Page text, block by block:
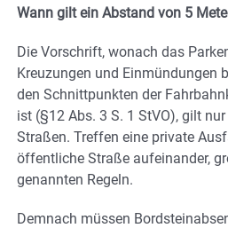
Wann gilt ein Abstand von 5
Die Vorschrift, wonach das
Kreuzungen und Einmündungen
den Schnittpunkten der
ist (§12 Abs. 3 S. 1 StVO), gilt
Straßen. Treffen eine private
öffentliche Straße aufeinander,
genannten Regeln.
Demnach müssen